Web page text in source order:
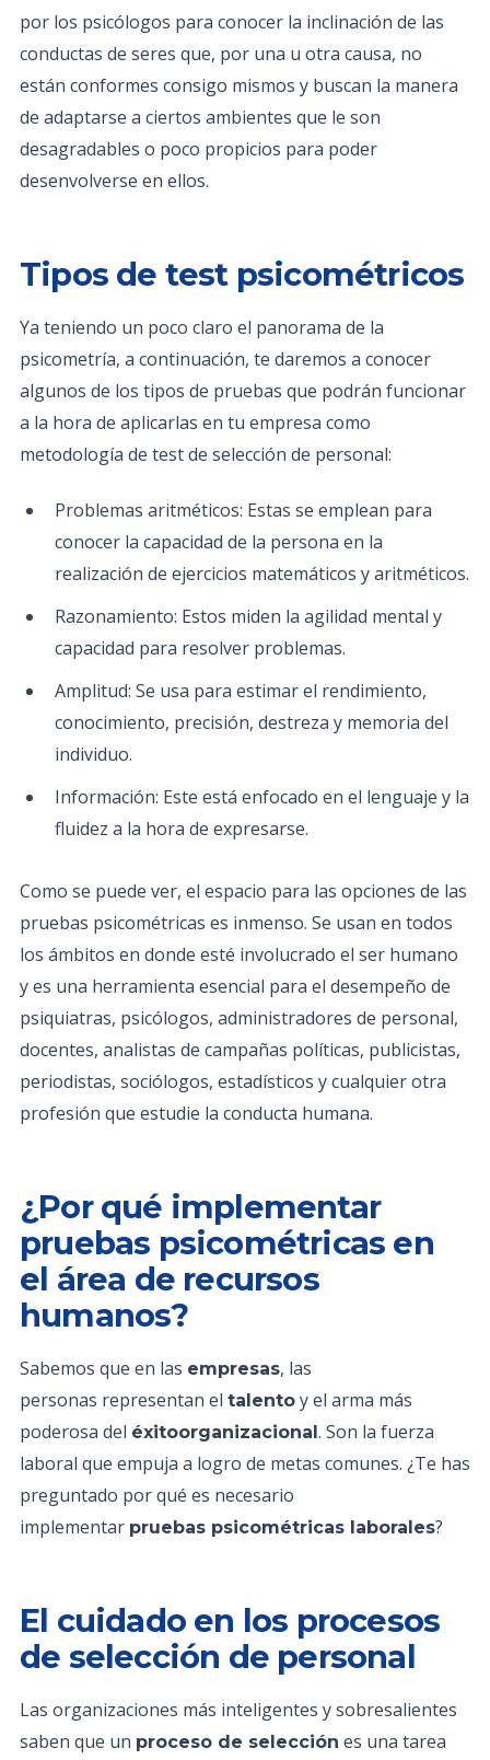
por los psicólogos para conocer la inclinación de las
conductas de seres que, por una u otra causa, no
están conformes consigo mismos y buscan la manera
de adaptarse a ciertos ambientes que le son
desagradables o poco propicios para poder
desenvolverse en ellos.
Tipos de test psicométricos
Ya teniendo un poco claro el panorama de la
psicometría, a continuación, te daremos a conocer
algunos de los tipos de pruebas que podrán funcionar
a la hora de aplicarlas en tu empresa como
metodología de test de selección de personal:
Problemas aritméticos: Estas se emplean para
conocer la capacidad de la persona en la
realización de ejercicios matemáticos y aritméticos.
Razonamiento: Estos miden la agilidad mental y
capacidad para resolver problemas.
Amplitud: Se usa para estimar el rendimiento,
conocimiento, precisión, destreza y memoria del
individuo.
Información: Este está enfocado en el lenguaje y la
fluidez a la hora de expresarse.
Como se puede ver, el espacio para las opciones de las
pruebas psicométricas es inmenso. Se usan en todos
los ámbitos en donde esté involucrado el ser humano
y es una herramienta esencial para el desempeño de
psiquiatras, psicólogos, administradores de personal,
docentes, analistas de campañas políticas, publicistas,
periodistas, sociólogos, estadísticos y cualquier otra
profesión que estudie la conducta humana.
¿Por qué implementar
pruebas psicométricas en
el área de recursos
humanos?
Sabemos que en las empresas, las
personas representan el talento y el arma más
poderosa del éxitoorganizacional. Son la fuerza
laboral que empuja a logro de metas comunes. ¿Te has
preguntado por qué es necesario
implementar pruebas psicométricas laborales?
El cuidado en los procesos
de selección de personal
Las organizaciones más inteligentes y sobresalientes
saben que un proceso de selección es una tarea